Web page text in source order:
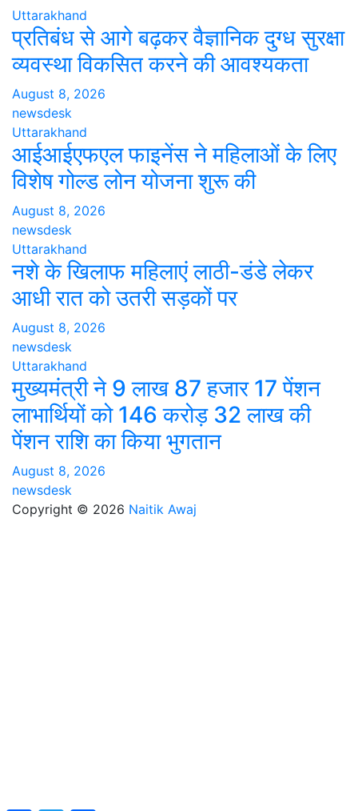
Uttarakhand
प्रतिबंध से आगे बढ़कर वैज्ञानिक दुग्ध सुरक्षा
व्यवस्था विकसित करने की आवश्यकता
August 8, 2026
newsdesk
Uttarakhand
आईआईएफएल फाइनेंस ने महिलाओं के लिए
विशेष गोल्ड लोन योजना शुरू की
August 8, 2026
newsdesk
Uttarakhand
नशे के खिलाफ महिलाएं लाठी-डंडे लेकर
आधी रात को उतरी सड़कों पर
August 8, 2026
newsdesk
Uttarakhand
मुख्यमंत्री ने 9 लाख 87 हजार 17 पेंशन
लाभार्थियों को 146 करोड़ 32 लाख की
पेंशन राशि का किया भुगतान
August 8, 2026
newsdesk
Copyright © 2026 Naitik Awaj